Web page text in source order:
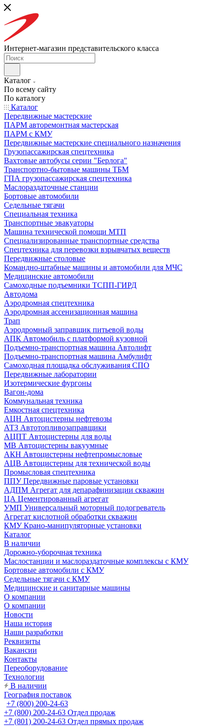
Интернет-магазин представительского класса
Каталог
По всему сайту
По каталогу
Каталог
Передвижные мастерские
ПАРМ авторемонтная мастерская
ПАРМ с КМУ
Передвижные мастерские специального назначения
Грузопассажирская спецтехника
Вахтовые автобусы серии "Берлога"
Транспортно-бытовые машины ТБМ
ГПА грузопассажирская спецтехника
Маслораздаточные станции
Бортовые автомобили
Седельные тягачи
Специальная техника
Транспортные эвакуаторы
Машина технической помощи МТП
Специализированные транспортные средства
Спецтехника для перевозки взрывчатых веществ
Передвижные столовые
Командно-штабные машины и автомобили для МЧС
Медицинские автомобили
Самоходные подъемники ТСПП-ГИРД
Автодома
Аэродромная спецтехника
Аэродромная ассенизационная машина
Трап
Аэродромный заправщик питьевой воды
АПК Автомобиль с платформой кузовной
Подъемно-транспортная машина Автолифт
Подъемно-транспортная машина Амбулифт
Самоходная площадка обслуживания СПО
Передвижные лаборатории
Изотермические фургоны
Вагон-дома
Коммунальная техника
Емкостная спецтехника
АЦН Автоцистерны нефтевозы
АТЗ Автотопливозаправщики
АЦПТ Автоцистерны для воды
МВ Автоцистерны вакуумные
АКН Автоцистерны нефтепромысловые
АЦВ Автоцистерны для технической воды
Промысловая спецтехника
ППУ Передвижные паровые установки
АДПМ Агрегат для депарафинизации скважин
ЦА Цементированный агрегат
УМП Универсальный моторный подогреватель
Агрегат кислотной обработки скважин
КМУ Крано-манипуляторные установки
Каталог
В наличии
Дорожно-уборочная техника
Маслостанции и маслораздаточные комплексы с КМУ
Бортовые автомобили с КМУ
Седельные тягачи с КМУ
Медицинские и санитарные машины
О компании
О компании
Новости
Наша история
Наши разработки
Реквизиты
Вакансии
Контакты
Переоборудование
Технологии
В наличии
География поставок
+7 (800) 200-24-63
+7 (800) 200-24-63 Отдел продаж
+7 (801) 200-24-63 Отдел прямых продаж